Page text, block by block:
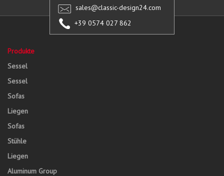
sales@classic-design24.com
+39 0574 027 862
Produkte
Sessel
Sessel
Sofas
Liegen
Sofas
Stühle
Liegen
Aluminum Group